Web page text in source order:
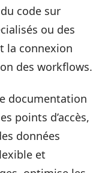
code sur
ou des
la connexion
des workflows.
documentation
points d’accès,
données
et